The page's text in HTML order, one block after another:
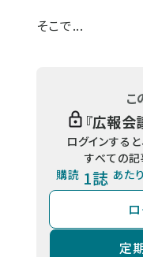
そこで...
『広報会
ログインする
すべての記
購読 1誌 あた
定